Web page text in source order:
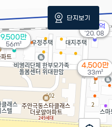
9,500만
56m²
4,500만
33m²
2.55억
'20. 08
단지보기